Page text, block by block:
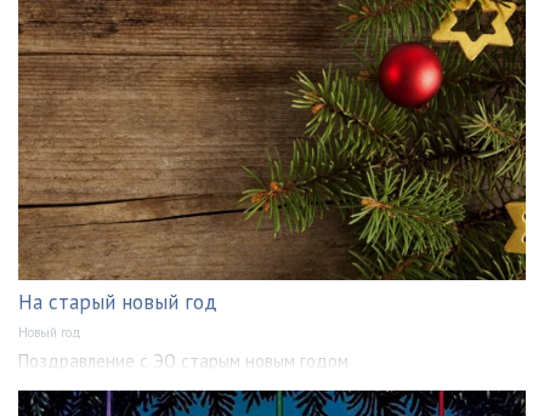
На старый новый год
Новый год
Поздравление с ЭО старым новым годом